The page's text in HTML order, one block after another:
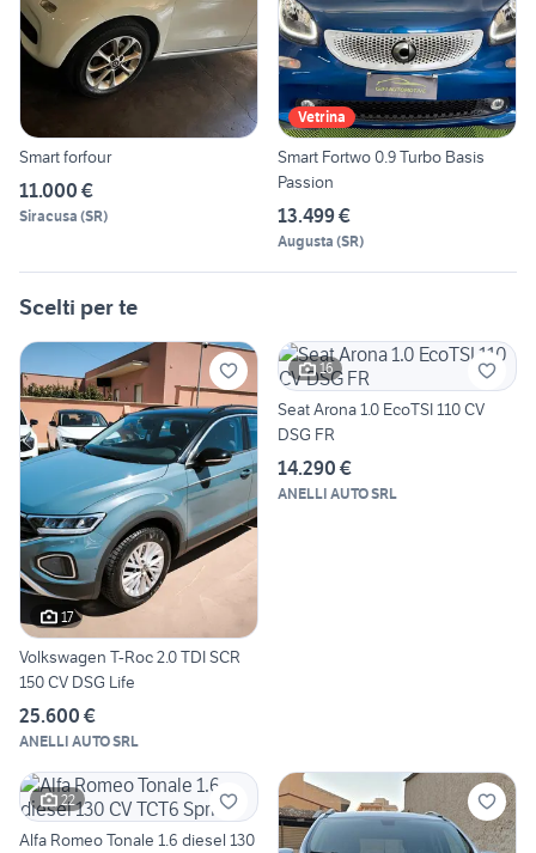
Smart forfour
11.000 €
Siracusa (SR)
Vetrina
Smart Fortwo 0.9 Turbo Basis
Passion
13.499 €
Augusta (SR)
Scelti per te
17
Volkswagen T-Roc 2.0 TDI SCR
150 CV DSG Life
25.600 €
ANELLI AUTO SRL
16
Seat Arona 1.0 EcoTSI 110 CV
DSG FR
14.290 €
ANELLI AUTO SRL
22
Alfa Romeo Tonale 1.6 diesel 130